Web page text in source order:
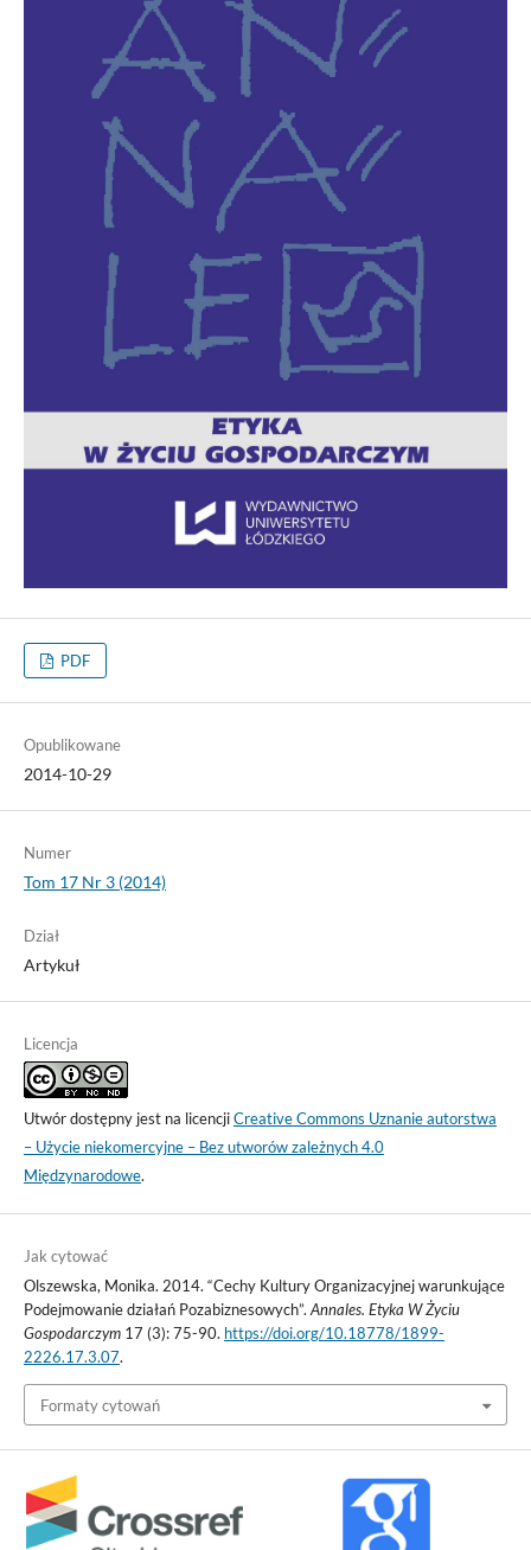
PDF
Opublikowane
2014-10-29
Numer
Tom 17 Nr 3 (2014)
Dział
Artykuł
Licencja
Utwór dostępny jest na licencjiCreative Commons Uznanie autorstwa
– Użycie niekomercyjne – Bez utworów zależnych 4.0
Międzynarodowe.
Jak cytować
Olszewska, Monika. 2014. “Cechy Kultury Organizacyjnej warunkujące
Podejmowanie działań Pozabiznesowych”.Annales. Etyka W Życiu
Gospodarczym17 (3): 75-90. https://doi.org/10.18778/1899-
2226.17.3.07.
Formaty cytowań